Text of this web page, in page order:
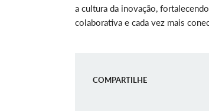
a cultura da inovação,
colaborativa e cada vez mais
COMPARTILHE